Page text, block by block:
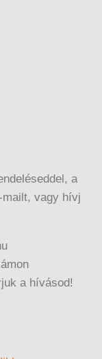
a
vagy hívj
a hívásod!